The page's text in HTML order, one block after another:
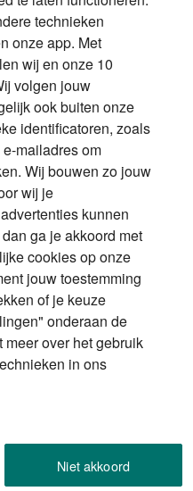
Specialisten
Financial Focus
magazine
The Exit Years
Contact
vermogenden.
Privacy & Cookies
Disclaimer RSS
informatie die u
aanvraag) te verwerken.
technieken
onze app. Met
wij en onze 10
volgen jouw
ook buiten onze
identificatoren, zoals
mailadres om
Wij bouwen zo jouw
wij je
kunnen
ga je akkoord met
cookies op onze
jouw toestemming
of je keuze
onderaan de
over het gebruik
in ons
Niet akkoord